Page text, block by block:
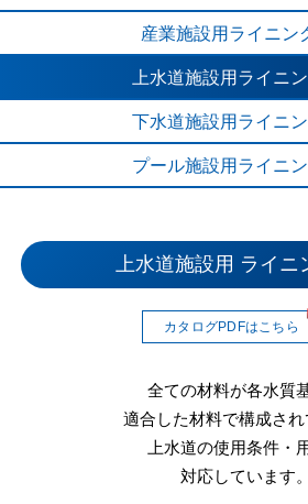
産業施設用 ライニン
上水道施設用 ライニ
下水道施設用 ライニ
プール施設用 ライニ
産業施設用 ライニ
カタログPDFはこちら
防食性に優れた樹
各種補強材を組み合
主にコンクリート構造物
などの過酷な使用条件から
上水道施設用 ライニ
カタログPDFはこちら
全ての材料が各水質
適合した材料で構成され
上水道の使用条件・
対応しています。
下水道施設用 ライニ
カタログPDFはこちら
日本下水道事業団に
『下水道コンクリート構
抑制技術及び防食技術マニ
適応した確かなライニング
プール内面用塗
カタログPDFはこちら
耐候性、塩素などの耐薬品
ほか、学校環境衛生
準じた材料を使用して
高い安全性を誇りま